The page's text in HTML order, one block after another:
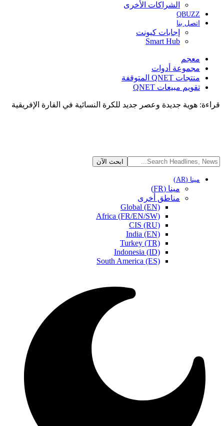
الشراكات الأخرى
QBUZZ
اتصل بنا
إجابات كيونت
Smart Hub
معجم
مجموعة أدوات
منتجات QNET المتوقفة
تقويم مبيعات QNET
قراءة: هوية جديدة وعصر جديد للكرة النسائية في القارة الإفريقية
مينا (AR)
مينا (FR)
مناطق أخرى
Global (EN)
Africa (FR/EN/SW)
CIS (RU)
India (EN)
Turkey (TR)
Indonesia (ID)
South America (ES)